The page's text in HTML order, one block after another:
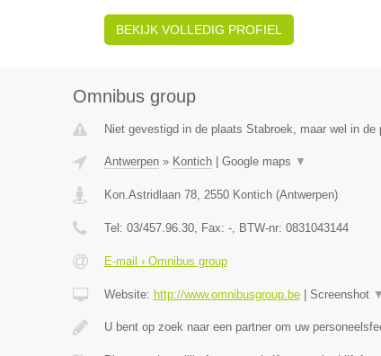
BEKIJK VOLLEDIG PROFIEL
Omnibus group
Niet gevestigd in de plaats Stabroek, maar wel in de
Antwerpen» Kontich| Google maps ▼
Kon.Astridlaan 78, 2550 Kontich(Antwerpen)
Tel: 03/457.96.30, Fax: -, BTW-nr: 0831043144
E-mail › Omnibus group
Website: http://www.omnibusgroup.be| Screenshot ▼
U bent op zoek naar een partner om uw